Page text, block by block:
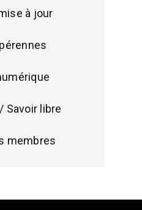
à jour
Savoir libre
membres